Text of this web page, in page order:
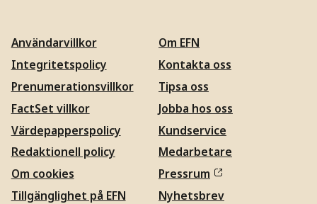
Användarvillkor
Integritetspolicy
Prenumerationsvillkor
FactSet villkor
Värdepapperspolicy
Redaktionell policy
Om cookies
Tillgänglighet på EFN
Om EFN
Kontakta oss
Tipsa oss
Jobba hos oss
Kundservice
Medarbetare
Pressrum
Nyhetsbrev